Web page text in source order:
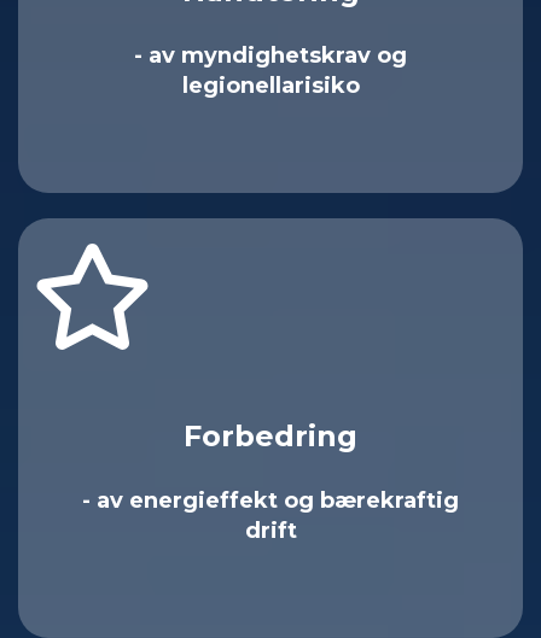
- av myndighetskrav og
legionellarisiko
Forbedring
- av energieffekt og bærekraftig
drift